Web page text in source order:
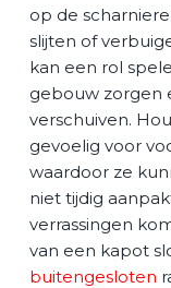
op de
slijten of
kan een rol
gebouw zorgen
verschuiven.
gevoelig voor
waardoor ze
niet tijdig
verrassingen
van een kapot
buitengesloten